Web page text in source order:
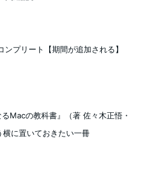
プリート【期間が追加される】
るMacの教科書』（著 佐々木正悟・
に置いておきたい一冊